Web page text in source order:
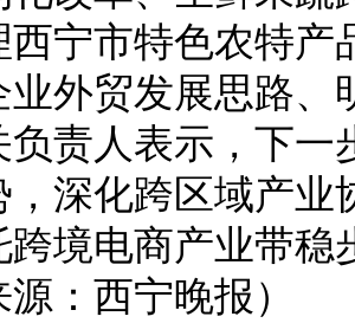
宁市特色农特
外贸发展思路、
责人表示，下
，深化跨区域产
跨境电商产业带稳
西宁晚报）